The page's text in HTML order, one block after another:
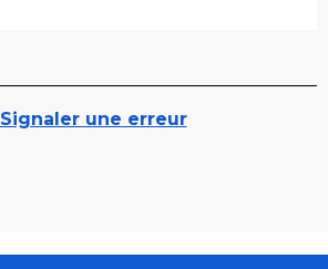
Signaler une erreur